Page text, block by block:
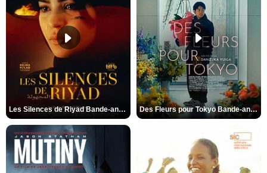
Les Silences de Riyad Bande-annonce VO STFR Des Fleurs pour Tokyo Bande-annonce VO STFR